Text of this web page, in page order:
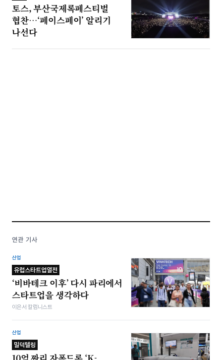
토스, 부산국제록페스티벌
협찬…‘페이스페이’ 알리기
나선다
연관 기사
산업
유럽스타트업열전
‘비바테크 이후’ 다시 파리에서
스타트업을 생각하다
이은서 칼럼니스트
산업
밀덕텔링